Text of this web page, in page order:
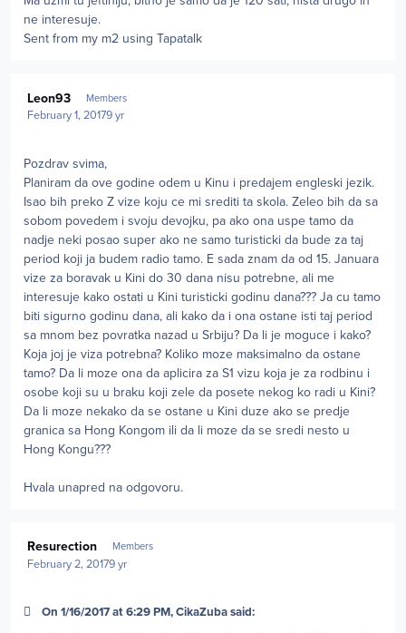
ne interesuje.
Sent from my m2 using Tapatalk
Leon93 Members
February 1, 20179 yr
Pozdrav svima,
Planiram da ove godine odem u Kinu i predajem engleski jezik.
Isao bih preko Z vize koju ce mi srediti ta skola. Zeleo bih da sa
sobom povedem i svoju devojku, pa ako ona uspe tamo da
nadje neki posao super ako ne samo turisticki da bude za taj
period koji ja budem radio tamo. E sada znam da od 15. Januara
vize za boravak u Kini do 30 dana nisu potrebne, ali me
interesuje kako ostati u Kini turisticki godinu dana??? Ja cu tamo
biti sigurno godinu dana, ali kako da i ona ostane isti taj period
sa mnom bez povratka nazad u Srbiju? Da li je moguce i kako?
Koja joj je viza potrebna? Koliko moze maksimalno da ostane
tamo? Da li moze ona da aplicira za S1 vizu koja je za rodbinu i
osobe koji su u braku koji zele da posete nekog ko radi u Kini?
Da li moze nekako da se ostane u Kini duze ako se predje
granica sa Hong Kongom ili da li moze da se sredi nesto u
Hong Kongu???
Hvala unapred na odgovoru.
Resurection Members
February 2, 20179 yr
On 1/16/2017 at 6:29 PM, CikaZuba said: